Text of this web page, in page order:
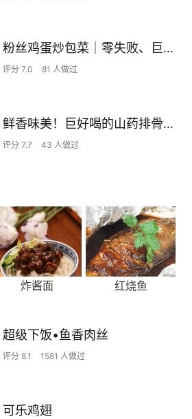
粉丝鸡蛋炒包菜｜零失败、巨下饭
评分 7.0 81 人做过
鲜香味美！巨好喝的山药排骨汤！！
评分 7.7 43 人做过
炸酱面 红烧鱼
超级下饭•鱼香肉丝
评分 8.1 1581 人做过
可乐鸡翅